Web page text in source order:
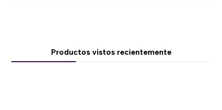
con detalles rosados, creando una estética moderna
y diferenciadora para setups gamer, escritorios RGB y
Productos vistos recientemente